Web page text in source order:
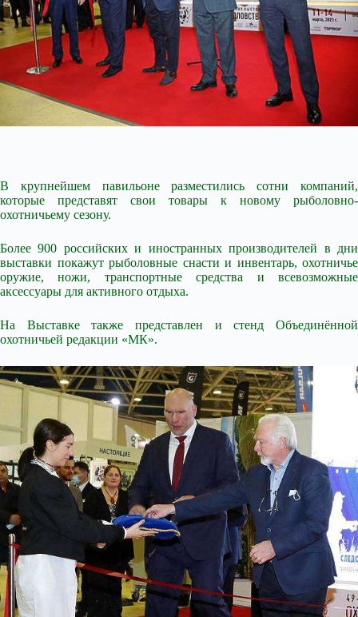
В крупнейшем павильоне разместились сотни компаний,
которые представят свои товары к новому рыболовно-
охотничьему сезону.
Более 900 российских и иностранных производителей в дни
выставки покажут рыболовные снасти и инвентарь, охотничье
оружие, ножи, транспортныесредства и всевозможные
аксессуары для активного отдыха.
На Выставке также представлен и стенд Объединённой
охотничьей редакции «МК».